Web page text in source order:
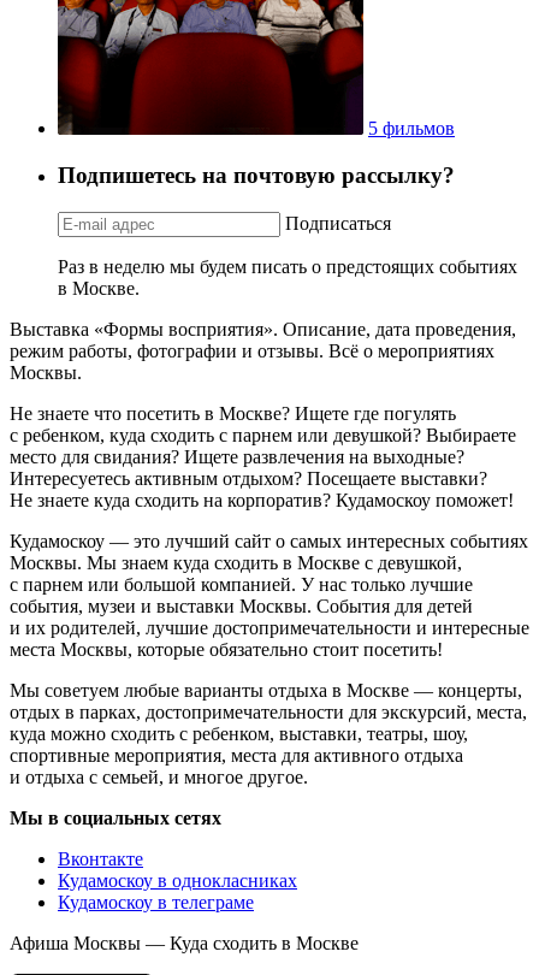
5 фильмов
Подпишетесь на почтовую рассылку?
Подписаться
Раз в неделю мы будем писать о предстоящих событиях
в Москве.
Выставка «Формы восприятия». Описание, дата проведения,
режим работы, фотографии и отзывы. Всё о мероприятиях
Москвы.
Не знаете что посетить в Москве? Ищете где погулять
с ребенком, куда сходить с парнем или девушкой? Выбираете
место для свидания? Ищете развлечения на выходные?
Интересуетесь активным отдыхом? Посещаете выставки?
Не знаете куда сходить на корпоратив? Кудамоскоу поможет!
Кудамоскоу — это лучший сайт о самых интересных событиях
Москвы. Мы знаем куда сходить в Москве с девушкой,
с парнем или большой компанией. У нас только лучшие
события, музеи и выставки Москвы. События для детей
и их родителей, лучшие достопримечательности и интересные
места Москвы, которые обязательно стоит посетить!
Мы советуем любые варианты отдыха в Москве — концерты,
отдых в парках, достопримечательности для экскурсий, места,
куда можно сходить с ребенком, выставки, театры, шоу,
спортивные мероприятия, места для активного отдыха
и отдыха с семьей, и многое другое.
Мы в социальных сетях
Вконтакте
Кудамоскоу в однокласниках
Кудамоскоу в телеграме
Афиша Москвы — Куда сходить в Москве